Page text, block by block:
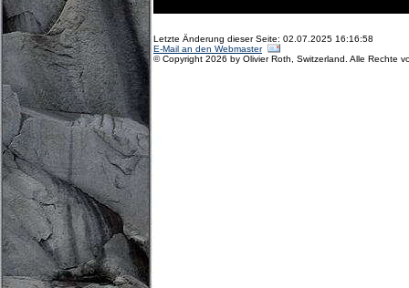
Letzte Änderung dieser Seite: 02.07.2025 16:16:58
E-Mail an den Webmaster
© Copyright 2026 by Olivier Roth, Switzerland. Alle Rechte